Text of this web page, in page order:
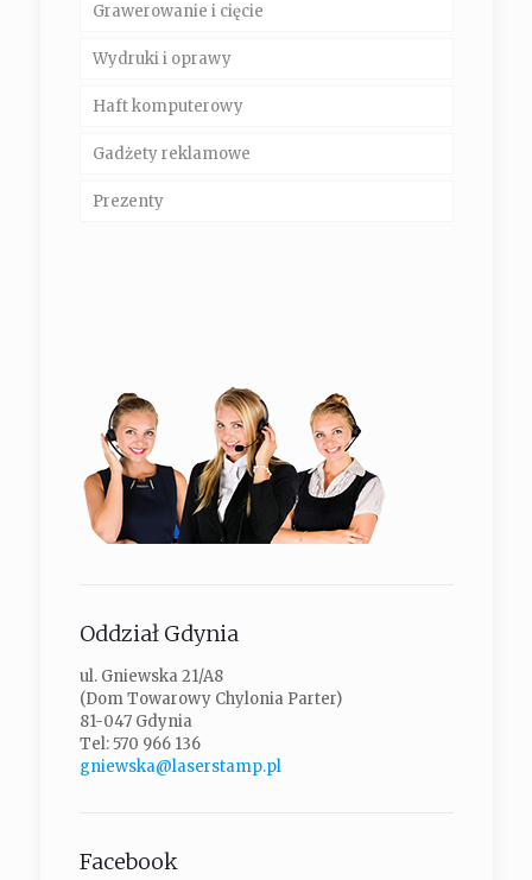
Grawerowanie i cięcie
Wydruki i oprawy
Haft komputerowy
Gadżety reklamowe
Prezenty
Oddział Gdynia
ul. Gniewska 21/A8
(Dom Towarowy Chylonia Parter)
81-047 Gdynia
Tel: 570 966 136
gniewska@laserstamp.pl
Facebook